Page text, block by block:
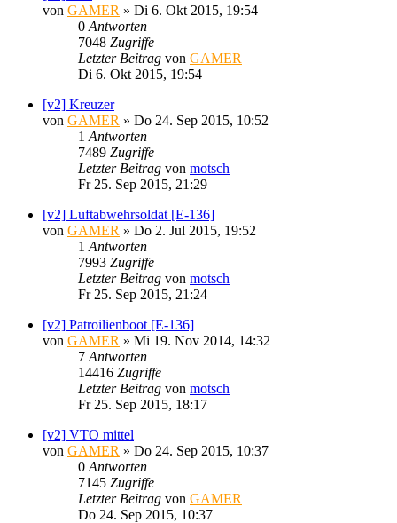
von GAMER » Di 6. Okt 2015, 19:54
0 Antworten
7048 Zugriffe
Letzter Beitrag von GAMER
Di 6. Okt 2015, 19:54
[v2] Kreuzer
von GAMER » Do 24. Sep 2015, 10:52
1 Antworten
7489 Zugriffe
Letzter Beitrag von motsch
Fr 25. Sep 2015, 21:29
[v2] Luftabwehrsoldat [E-136]
von GAMER » Do 2. Jul 2015, 19:52
1 Antworten
7993 Zugriffe
Letzter Beitrag von motsch
Fr 25. Sep 2015, 21:24
[v2] Patroilienboot [E-136]
von GAMER » Mi 19. Nov 2014, 14:32
7 Antworten
14416 Zugriffe
Letzter Beitrag von motsch
Fr 25. Sep 2015, 18:17
[v2] VTO mittel
von GAMER » Do 24. Sep 2015, 10:37
0 Antworten
7145 Zugriffe
Letzter Beitrag von GAMER
Do 24. Sep 2015, 10:37